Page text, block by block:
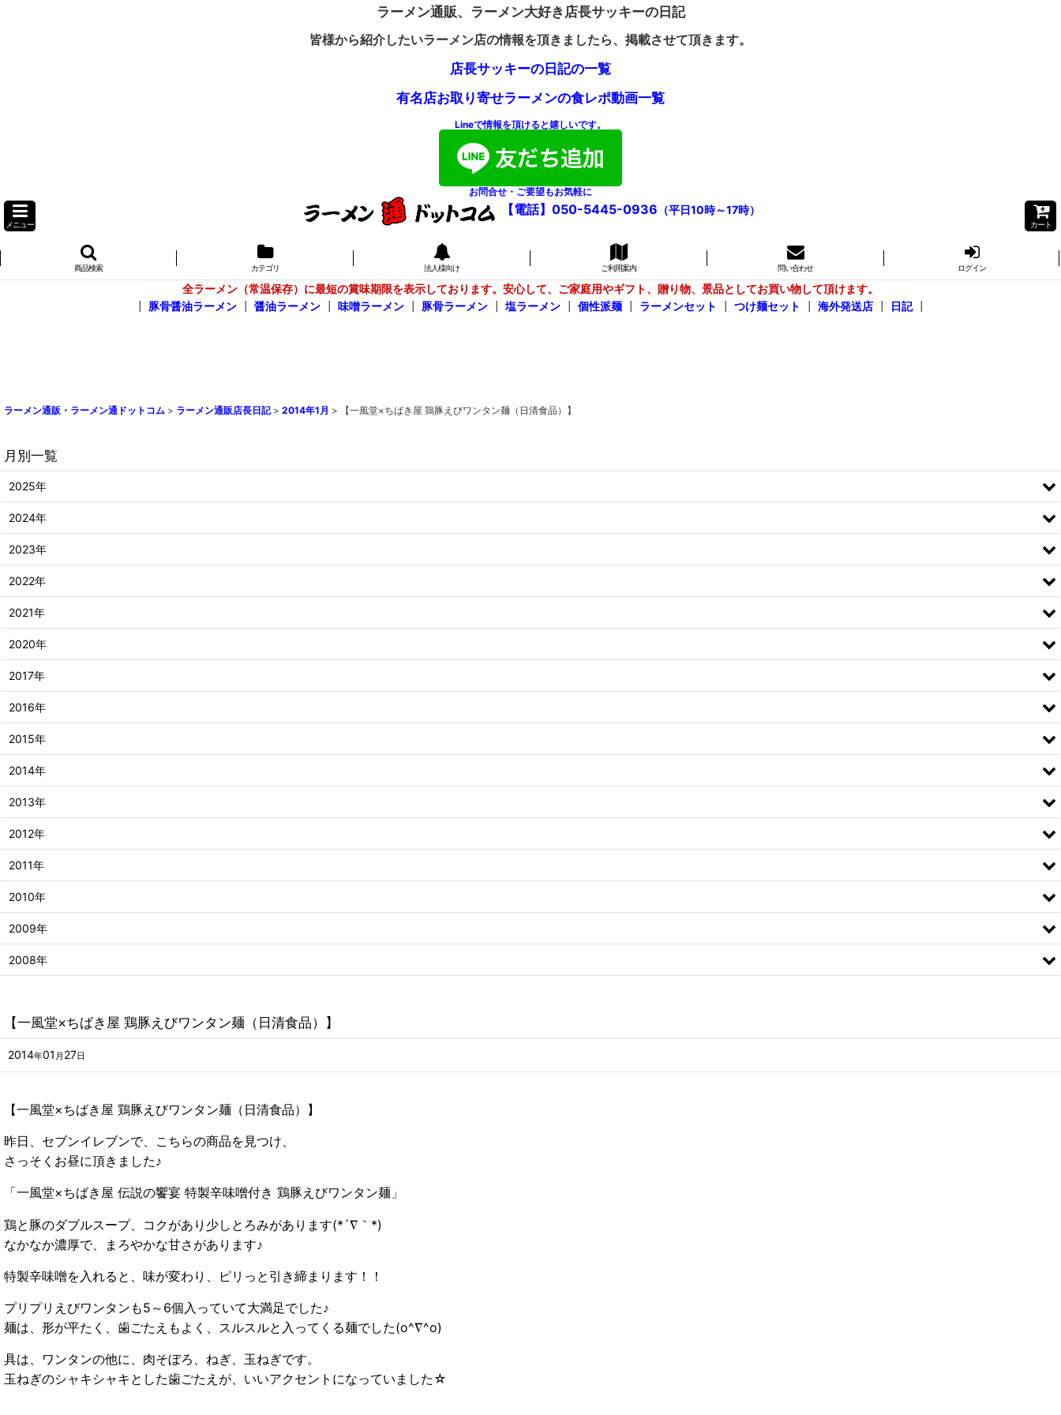
ラーメン通販、ラーメン大好き店長サッキーの日記
皆様から紹介したいラーメン店の情報を頂きましたら、掲載させて頂きます。
店長サッキーの日記の一覧
有名店お取り寄せラーメンの食レポ動画一覧
Lineで情報を頂けると嬉しいです。
お問合せ・ご要望もお気軽に
メニュー
【電話】050-5445-0936 （平日10時～17時）
カート
商品検索 カテゴリ 法人様向け ご利用案内 問い合わせ ログイン
全ラーメン（常温保存）に最短の賞味期限を表示しております。安心して、ご家庭用やギフト、贈り物、景品としてお買い物して頂けます。
豚骨醤油ラーメン 醤油ラーメン 味噌ラーメン 豚骨ラーメン 塩ラーメン 個性派麺 ラーメンセット つけ麺セット 海外発送店 日記┃
ラーメン通販・ラーメン通ドットコム > ラーメン通販店長日記 > 2014年1月 > 【一風堂×ちばき屋 鶏豚えびワンタン麺（日清食品）】
【一風堂×ちばき屋 鶏豚えびワンタン麺（日清食品）】
2014年01 月 27日
【一風堂×ちばき屋 鶏豚えびワンタン麺（日清食品）】
昨日、セブンイレブンで、こちらの商品を見つけ、
さっそくお昼に頂きました♪
「一風堂×ちばき屋 伝説の饗宴 特製辛味噌付き 鶏豚えびワンタン麺」
鶏と豚のダブルスープ、コクがあり少しとろみがあります(*´∇｀*)
なかなか濃厚で、まろやかな甘さがあります♪
特製辛味噌を入れると、味が変わり、ピリっと引き締まります！！
プリプリえびワンタンも5～6個入っていて大満足でした♪
麺は、形が平たく、歯ごたえもよく、スルスルと入ってくる麺でした(o^∇^o)
具は、ワンタンの他に、肉そぼろ、ねぎ、玉ねぎです。
玉ねぎのシャキシャキとした歯ごたえが、いいアクセントになっていました☆
月別一覧
2025年
2024年
2023年
2022年
2021年
2020年
2017年
2016年
2015年
2014年
2013年
2012年
2011年
2010年
2009年
2008年